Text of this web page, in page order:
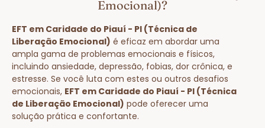
Emocional)?
EFT em Caridade do Piauí - PI (Técnica de
Liberação Emocional) é eficaz em abordar uma
ampla gama de problemas emocionais e físicos,
incluindo ansiedade, depressão, fobias, dor crônica, e
estresse. Se você luta com estes ou outros desafios
emocionais, EFT em Caridade do Piauí - PI (Técnica
de Liberação Emocional) pode oferecer uma
solução prática e confortante.